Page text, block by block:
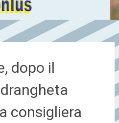
dopo il
consigliera